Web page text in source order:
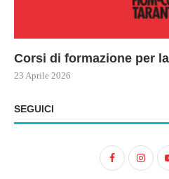
Corsi di formazione per
23 Aprile 2026
SEGUICI